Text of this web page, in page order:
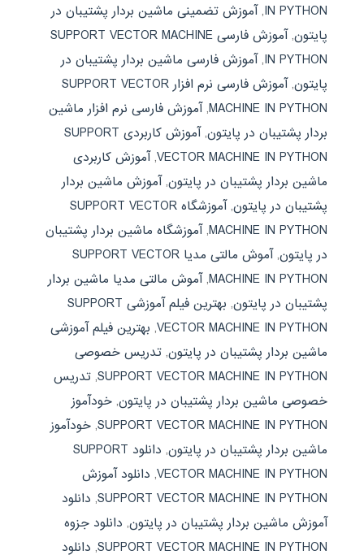
IN PYTHON
,آموزش تضمینی ماشین بردار پشتیبان در
پایتون,
آموزش فارسی SUPPORT VECTOR MACHINE
IN PYTHON
,آموزش فارسی ماشین بردار پشتیبان در
پایتون,
آموزش فارسی نرم افزار SUPPORT VECTOR
MACHINE IN PYTHON
,آموزش فارسی نرم افزار ماشین
بردار پشتیبان در پایتون,
آموزش کاربردی SUPPORT
VECTOR MACHINE IN PYTHON
,آموزش کاربردی
ماشین بردار پشتیبان در پایتون,آموزش ماشین بردار
پشتیبان در پایتون,
آموزشگاه SUPPORT VECTOR
MACHINE IN PYTHON
,آموزشگاه ماشین بردار پشتیبان
در پایتون,
آموش مالتی مدیا SUPPORT VECTOR
MACHINE IN PYTHON
,آموش مالتی مدیا ماشین بردار
پشتیبان در پایتون,
بهترین فیلم آموزشی SUPPORT
VECTOR MACHINE IN PYTHON
, بهترین فیلم آموزشی
ماشین بردار پشتیبان در پایتون, تدریس خصوصی
SUPPORT VECTOR MACHINE IN PYTHON
, تدریس
خصوصی ماشین بردار پشتیبان در پایتون, خودآموز
SUPPORT VECTOR MACHINE IN PYTHON
, خودآموز
ماشین بردار پشتیبان در پایتون,
دانلود SUPPORT
VECTOR MACHINE IN PYTHON
, دانلود آموزش
SUPPORT VECTOR MACHINE IN PYTHON
, دانلود
آموزش ماشین بردار پشتیبان در پایتون, دانلود جزوه
SUPPORT VECTOR MACHINE IN PYTHON
, دانلود